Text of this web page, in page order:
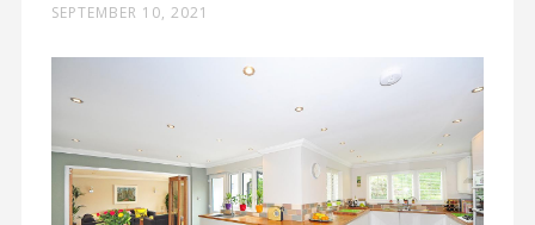
SEPTEMBER 10, 2021